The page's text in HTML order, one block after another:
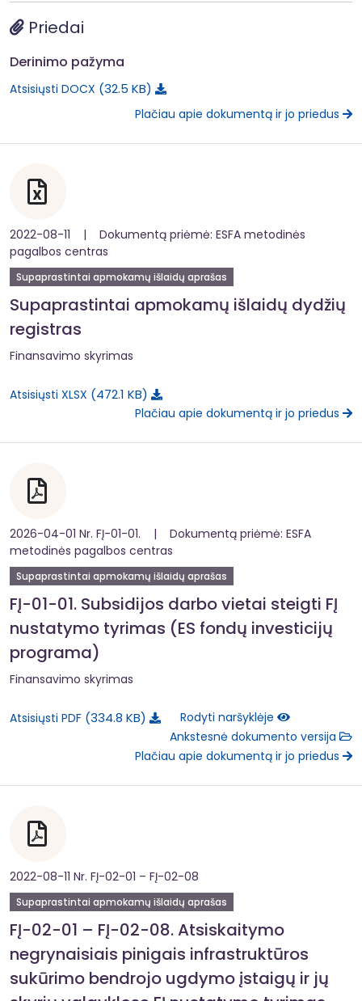
Priedai
Derinimo pažyma
Atsisiųsti DOCX 32.5 KB
Plačiau apie dokumentą ir jo priedus
2022-08-11 | Dokumentą priėmė: ESFA metodinės
pagalbos centras
Supaprastintai apmokamų išlaidų aprašas
Supaprastintai apmokamų išlaidų dydžių
registras
Finansavimo skyrimas
Atsisiųsti XLSX 472.1 KB
Plačiau apie dokumentą ir jo priedus
2026-04-01 Nr. FĮ-01-01. | Dokumentą priėmė: ESFA
metodinės pagalbos centras
Supaprastintai apmokamų išlaidų aprašas
FĮ-01-01. Subsidijos darbo vietai steigti FĮ
nustatymo tyrimas (ES fondų investicijų
programa)
Finansavimo skyrimas
Atsisiųsti PDF 334.8 KB
Rodyti naršyklėje
Ankstesnė dokumento versija
Plačiau apie dokumentą ir jo priedus
2022-08-11 Nr. FĮ-02-01 – FĮ-02-08
Supaprastintai apmokamų išlaidų aprašas
FĮ-02-01 – FĮ-02-08. Atsiskaitymo
negrynaisiais pinigais infrastruktūros
sukūrimo bendrojo ugdymo įstaigų ir jų